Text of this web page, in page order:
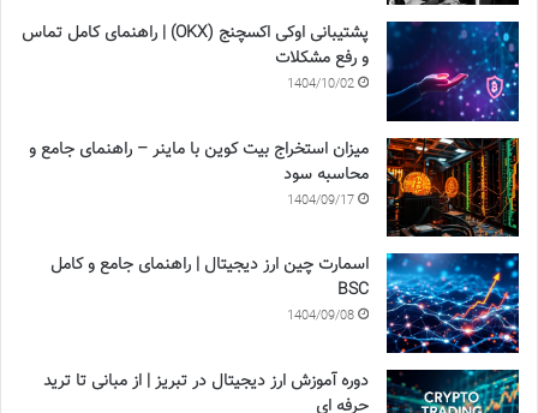
پشتیبانی اوکی اکسچنج (OKX) | راهنمای کامل تماس
و رفع مشکلات
1404/10/02
میزان استخراج بیت کوین با ماینر – راهنمای جامع و
محاسبه سود
1404/09/17
اسمارت چین ارز دیجیتال | راهنمای جامع و کامل
BSC
1404/09/08
دوره آموزش ارز دیجیتال در تبریز | از مبانی تا ترید
حرفه ای